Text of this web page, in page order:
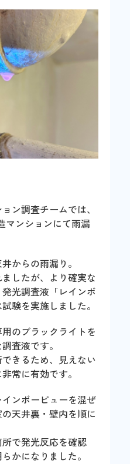
ン調査チームでは、
マンションにて雨漏
からの雨漏り。
したが、より確実な
光調査液「レインボ
験を実施しました。
のブラックライトを
査液です。
きるため、見えない
常に有効です。
ンボービューを混ぜ
天井裏・壁内を順に
で発光反応を確認
かになりました。